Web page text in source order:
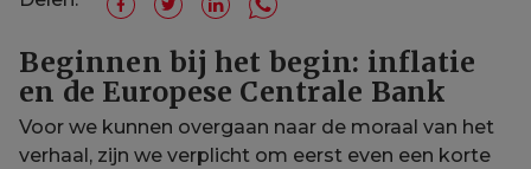
Beginnen bij het begin: inflatie
en de Europese Centrale Bank
Voor we kunnen overgaan naar de moraal van het
verhaal, zijn we verplicht om eerst even een korte